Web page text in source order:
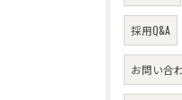
採用Q&A
お問い合